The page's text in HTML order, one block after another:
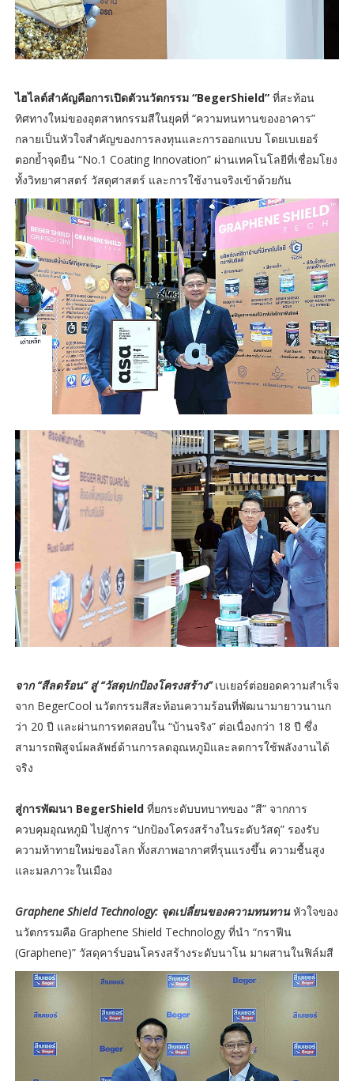
ไฮไลต์สำคัญคือการเปิดตัวนวัตกรรม “BegerShield”ที่สะท้อน
ทิศทางใหม่ของอุตสาหกรรมสีในยุคที่ “ความทนทานของอาคาร”
กลายเป็นหัวใจสำคัญของการลงทุนและการออกแบบ โดยเบเยอร์
ตอกย้ำจุดยืน “No.1 Coating Innovation” ผ่านเทคโนโลยีที่เชื่อมโยง
ทั้งวิทยาศาสตร์ วัสดุศาสตร์ และการใช้งานจริงเข้าด้วยกัน
จาก “สีลดร้อน” สู่ “วัสดุปกป้องโครงสร้าง” เบเยอร์ต่อยอดความสำเร็จ
จาก BegerCool นวัตกรรมสีสะท้อนความร้อนที่พัฒนามายาวนานก
ว่า 20 ปี และผ่านการทดสอบใน “บ้านจริง” ต่อเนื่องกว่า 18 ปี ซึ่ง
สามารถพิสูจน์ผลลัพธ์ด้านการลดอุณหภูมิและลดการใช้พลังงานได้
จริง
สู่การพัฒนา BegerShield ที่ยกระดับบทบาทของ “สี” จากการ
ควบคุมอุณหภูมิ ไปสู่การ “ปกป้องโครงสร้างในระดับวัสดุ” รองรับ
ความท้าทายใหม่ของโลก ทั้งสภาพอากาศที่รุนแรงขึ้น ความชื้นสูง
และมลภาวะในเมือง
Graphene Shield Technology: จุดเปลี่ยนของความทนทานหัวใจของ
นวัตกรรมคือ Graphene Shield Technology ที่นำ “กราฟีน
(Graphene)” วัสดุคาร์บอนโครงสร้างระดับนาโน มาผสานในฟิล์มสี